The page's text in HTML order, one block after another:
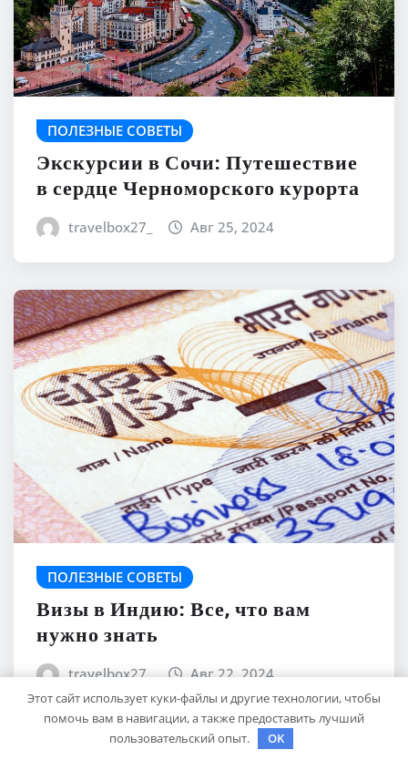
ПОЛЕЗНЫЕ СОВЕТЫ
Экскурсии в Сочи: Путешествие
в сердце Черноморского курорта
travelbox27_ Авг 25, 2024
ПОЛЕЗНЫЕ СОВЕТЫ
Визы в Индию: Все, что вам
нужно знать
travelbox27_ Авг 22, 2024
Этот сайт использует куки-файлы и другие технологии, чтобы
помочь вам в навигации, а также предоставить лучший
пользовательский опыт.
OK